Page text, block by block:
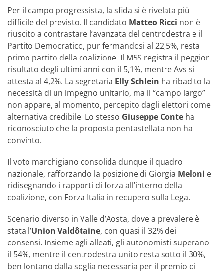
Per il campo progressista, la sfida si è rivelata più
difficile del previsto. Il candidato Matteo Ricci non è
riuscito a contrastare l’avanzata del centrodestra e il
Partito Democratico, pur fermandosi al 22,5%, resta
primo partito della coalizione. Il M5S registra il peggior
risultato degli ultimi anni con il 5,1%, mentre Avs si
attesta al 4,2%. La segretaria Elly Schlein ha ribadito la
necessità di un impegno unitario, ma il “campo largo”
non appare, al momento, percepito dagli elettori come
alternativa credibile. Lo stesso Giuseppe Conte ha
riconosciuto che la proposta pentastellata non ha
convinto.
Il voto marchigiano consolida dunque il quadro
nazionale, rafforzando la posizione di Giorgia Meloni e
ridisegnando i rapporti di forza all’interno della
coalizione, con Forza Italia in recupero sulla Lega.
Scenario diverso in Valle d’Aosta, dove a prevalere è
stata l’Union Valdôtaine, con quasi il 32% dei
consensi. Insieme agli alleati, gli autonomisti superano
il 54%, mentre il centrodestra unito resta sotto il 30%,
ben lontano dalla soglia necessaria per il premio di